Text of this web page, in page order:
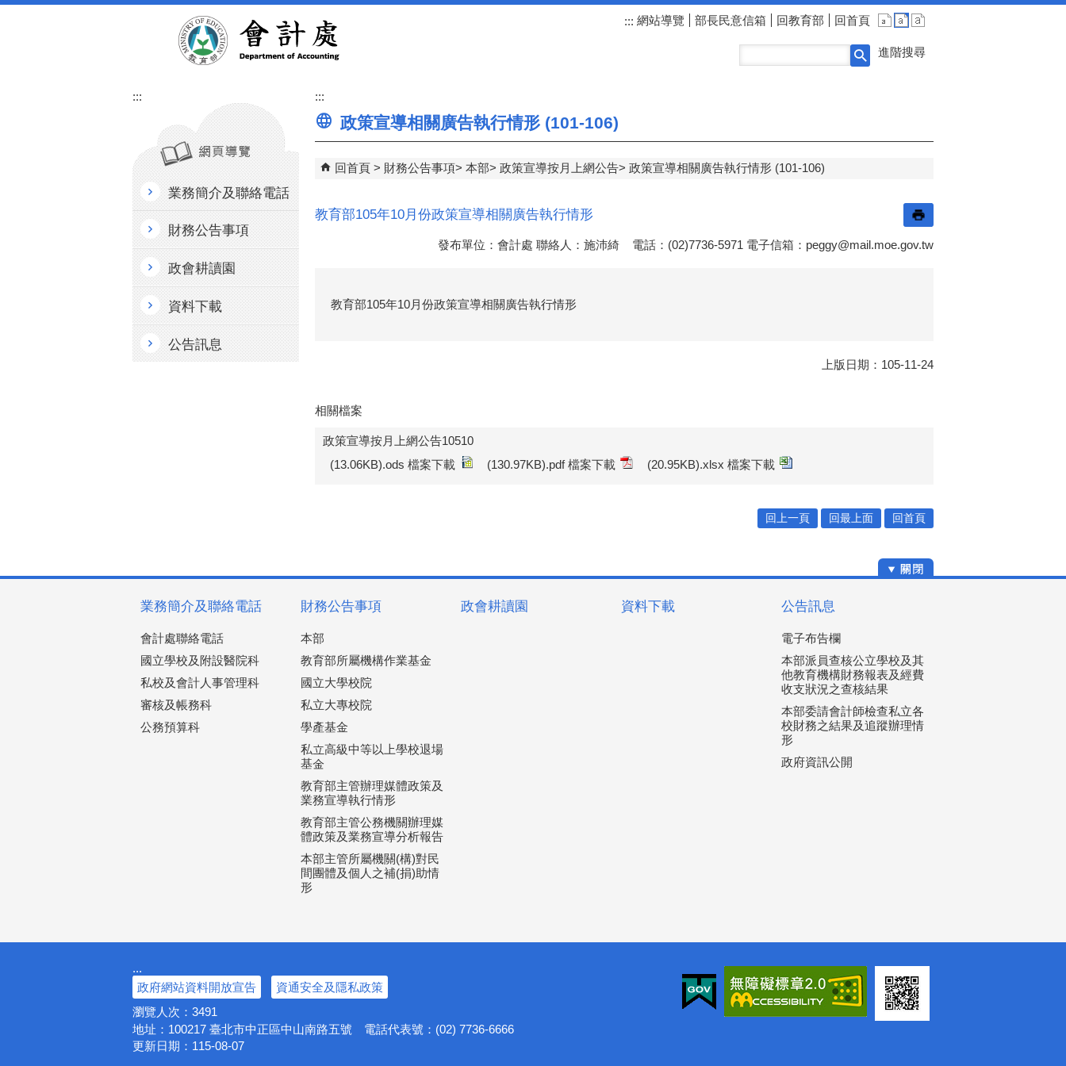
::: 網站導覽 部長民意信箱 回教育部 回首頁
進階搜尋
:::
業務簡介及聯絡電話
財務公告事項
政會耕讀園
資料下載
公告訊息
:::
政策宣導相關廣告執行情形 (101-106)
回首頁 財務公告事項 本部 政策宣導按月上網公告 政策宣導相關廣告執行情形 (101-106)
教育部105年10月份政策宣導相關廣告執行情形
發布單位：會計處 聯絡人：施沛綺 電話：(02)7736-5971 電子信箱： peggy@mail.moe.gov.tw
教育部105年10月份政策宣導相關廣告執行情形
上版日期：105-11-24
相關檔案
政策宣導按月上網公告10510
(13.06KB).ods 檔案下載
(130.97KB).pdf 檔案下載 (20.95KB).xlsx 檔案下載
回上一頁 回最上面 回首頁
業務簡介及聯絡電話
會計處聯絡電話
國立學校及附設醫院科
私校及會計人事管理科
審核及帳務科
公務預算科
財務公告事項
本部
教育部所屬機構作業基金
國立大學校院
私立大專校院
學產基金
私立高級中等以上學校退場
基金
教育部主管辦理媒體政策及
業務宣導執行情形
教育部主管公務機關辦理媒
體政策及業務宣導分析報告
本部主管所屬機關(構)對民
間團體及個人之補(捐)助情
形
政會耕讀園 資料下載 公告訊息
電子布告欄
本部派員查核公立學校及其
他教育機構財務報表及經費
收支狀況之查核結果
本部委請會計師檢查私立各
校財務之結果及追蹤辦理情
形
政府資訊公開
:::
政府網站資料開放宣告
資通安全及隱私政策
瀏覽人次： 3491
地址：100217 臺北市中正區中山南路五號 電話代表號：(02) 7736-6666
更新日期： 115-08-07